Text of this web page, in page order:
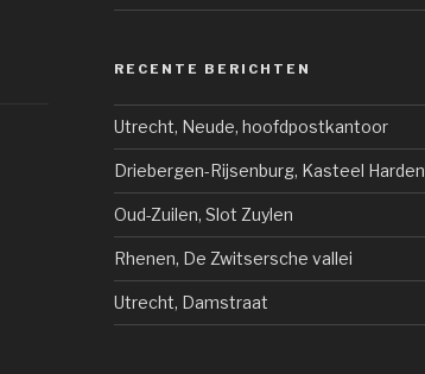
RECENTE BERICHTEN
Utrecht, Neude, hoofdpostkantoor
Driebergen-Rijsenburg, Kasteel
Oud-Zuilen, Slot Zuylen
Rhenen, De Zwitsersche vallei
Utrecht, Damstraat